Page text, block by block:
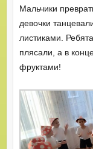
Мальчики
девочки
листиками.
плясали, а в
фруктами!